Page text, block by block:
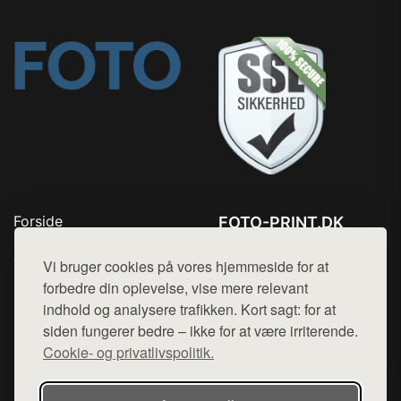
Vi bruger cookies på vores hjemmeside for at
forbedre din oplevelse, vise mere relevant
indhold og analysere trafikken. Kort sagt: for at
siden fungerer bedre – ikke for at være irriterende.
Cookie- og privatlivspolitik.
Forside
Top Rabatter
Kontakt
FOTO-PRINT.DK
Mail: hej@want.dk
Cookie- og privatlivspolitik